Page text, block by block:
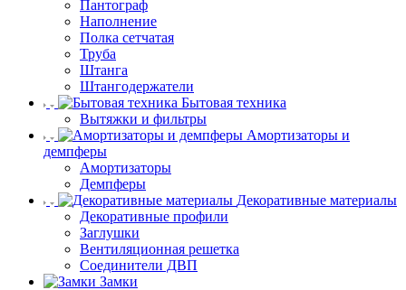
Пантограф
Наполнение
Полка сетчатая
Труба
Штанга
Штангодержатели
Бытовая техника
Вытяжки и фильтры
Амортизаторы и
демпферы
Амортизаторы
Демпферы
Декоративные материалы
Декоративные профили
Заглушки
Вентиляционная решетка
Соединители ДВП
Замки